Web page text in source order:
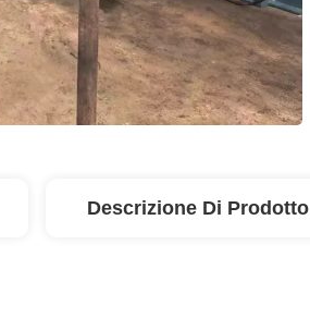
Descrizione Di Prodotto